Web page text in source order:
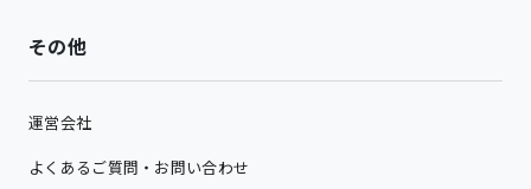
その他
運営会社
よくあるご質問・お問い合わせ